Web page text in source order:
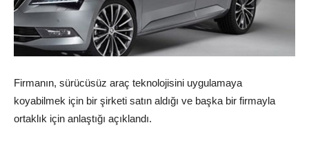
Firmanın, sürücüsüz araç teknolojisini uygulamaya
koyabilmek için bir şirketi satın aldığı ve başka bir firmayla
ortaklık için anlaştığı açıklandı.